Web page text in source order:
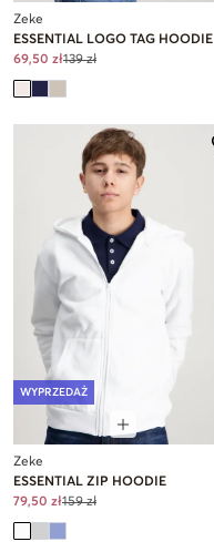
Zeke
ESSENTIAL LOGO TAG HOODIE
69,50 zł139 zł
WYPRZEDAŻ
Zeke
ESSENTIAL ZIP HOODIE
79,50 zł159 zł